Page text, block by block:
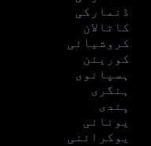
ڈنمارکی
کاتالان
کروشیائی
کوریئن
ہسپانوی
ہنگری
ہِندی
یونانی
یوکرائنی